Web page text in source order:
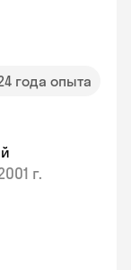
года опыта
г.